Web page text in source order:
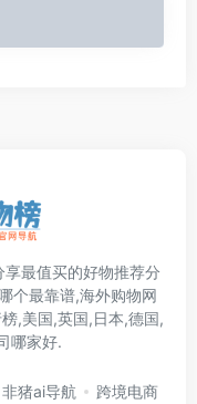
最值买的好物推荐分
个最靠谱,海外购物网
,美国,英国,日本,德国,
哪家好.
非猪ai导航
跨境电商